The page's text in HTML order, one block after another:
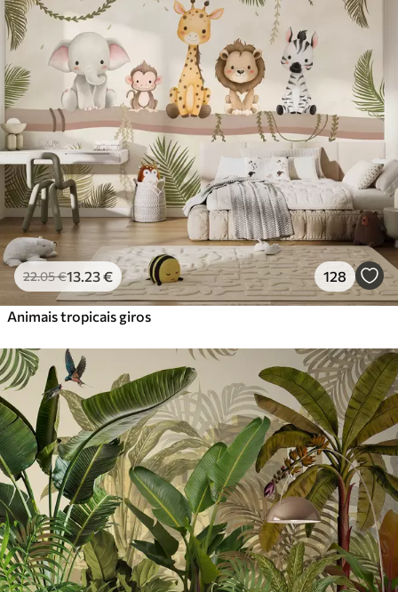
Standard
27.00 €/m²
Premium
56.6734.00€/m²
Vinil Premium
65.0039.00€/m²
Peel and Stick
81.6749.00€/m²
22.05€13 .23€ 128
Animais tropicais giros